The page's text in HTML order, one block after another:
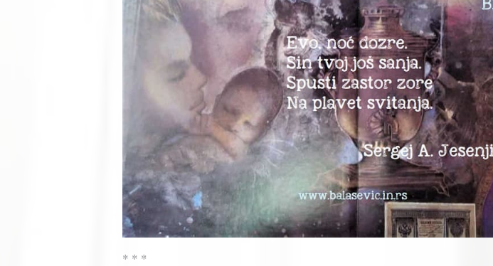
* * *